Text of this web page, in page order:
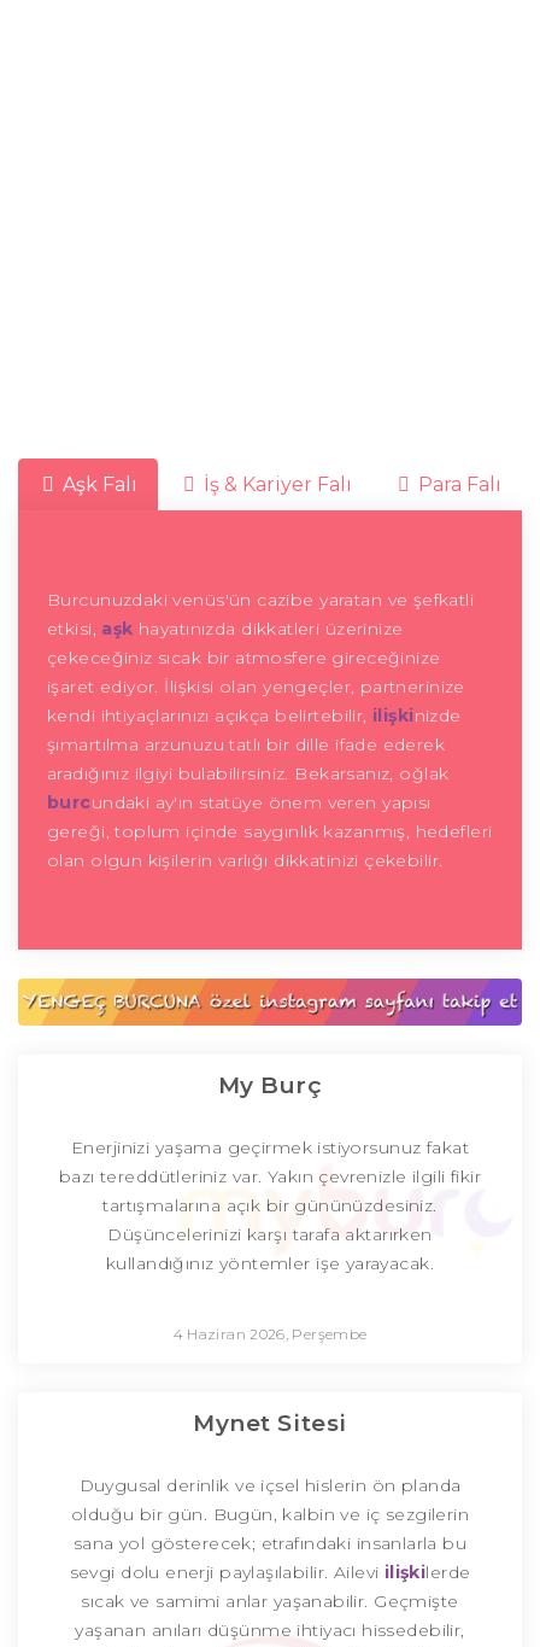
Aşk Falı İş & Kariyer Falı Para Falı
Burcunuzdaki venüs'ün cazibe yaratan ve şefkatli
etkisi, aşk hayatınızda dikkatleri üzerinize
çekeceğiniz sıcak bir atmosfere gireceğinize
işaret ediyor. İlişkisi olan yengeçler, partnerinize
kendi ihtiyaçlarınızı açıkça belirtebilir, ilişkinizde
şımartılma arzunuzu tatlı bir dille ifade ederek
aradığınız ilgiyi bulabilirsiniz. Bekarsanız, oğlak
burcundaki ay'ın statüye önem veren yapısı
gereği, toplum içinde saygınlık kazanmış, hedefleri
olan olgun kişilerin varlığı dikkatinizi çekebilir.
My Burç
Enerjinizi yaşama geçirmek istiyorsunuz fakat
bazı tereddütleriniz var. Yakın çevrenizle ilgili fikir
tartışmalarına açık bir gününüzdesiniz.
Düşüncelerinizi karşı tarafa aktarırken
kullandığınız yöntemler işe yarayacak.
4 Haziran 2026, Perşembe
Mynet Sitesi
Duygusal derinlik ve içsel hislerin ön planda
olduğu bir gün. Bugün, kalbin ve iç sezgilerin
sana yol gösterecek; etrafındaki insanlarla bu
sevgi dolu enerji paylaşılabilir. Ailevi ilişkilerde
sıcak ve samimi anlar yaşanabilir. Geçmişte
yaşanan anıları düşünme ihtiyacı hissedebilir,